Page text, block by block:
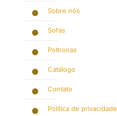
Sobre nós
Sofás
Poltronas
Catálogo
Contato
Política de privacidade